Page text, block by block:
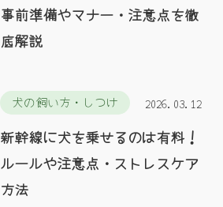
事前準備やマナー・注意点を徹
底解説
犬の飼い方・しつけ 2026.03.12
新幹線に犬を乗せるのは有料！
ルールや注意点・ストレスケア
方法